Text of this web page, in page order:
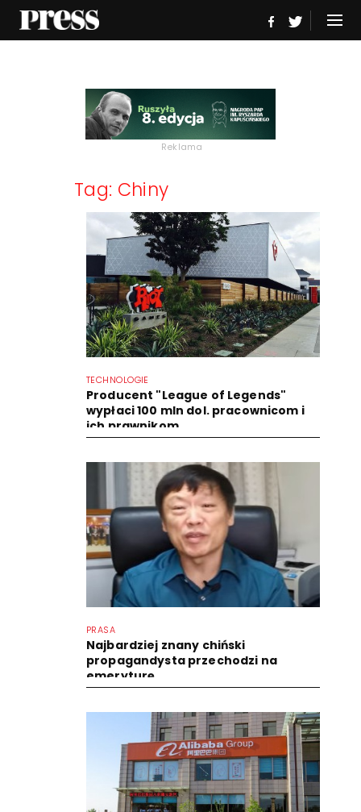
Reklama
Tag: Chiny
TECHNOLOGIE
Producent "League of Legends"
wypłaci 100 mln dol. pracownicom i
ich prawnikom
PRASA
Najbardziej znany chiński
propagandysta przechodzi na
emeryturę